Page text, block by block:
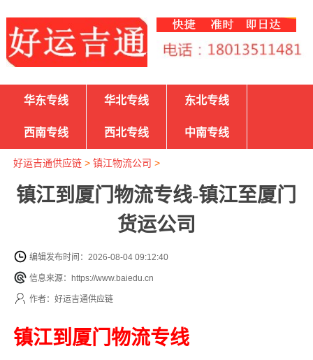
华东专线 华北专线 东北专线
西南专线 西北专线 中南专线
好运吉通供应链> 镇江物流公司 >
镇江到厦门物流专线-镇江至厦门
货运公司
编辑发布时间：2026-08-04 09:12:40
信息来源：https://www.baiedu.cn
作者：好运吉通供应链
镇江到厦门物流专线